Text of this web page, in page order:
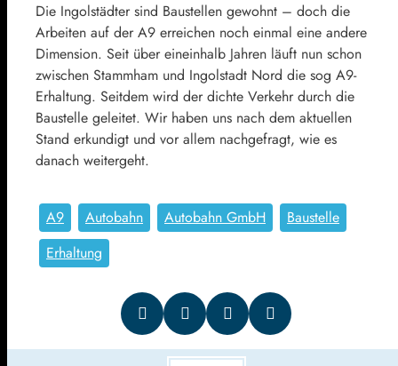
Die Ingolstädter sind Baustellen gewohnt – doch die
Arbeiten auf der A9 erreichen noch einmal eine andere
Dimension. Seit über eineinhalb Jahren läuft nun schon
zwischen Stammham und Ingolstadt Nord die sog A9-
Erhaltung. Seitdem wird der dichte Verkehr durch die
Baustelle geleitet. Wir haben uns nach dem aktuellen
Stand erkundigt und vor allem nachgefragt, wie es
danach weitergeht.
A9 Autobahn Autobahn GmbH
Baustelle
Erhaltung